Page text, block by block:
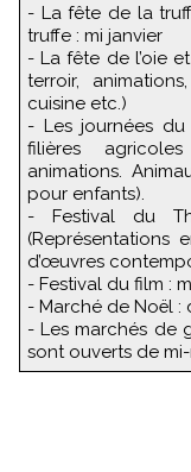
- La fête de la
truffe : mi janvier
- La fête de l’oie
terroir,
cuisine etc.)
- Les journées
filières
animations.
pour enfants).
- Festival du
(Représentations
d’œuvres
- Festival du film :
- Marché de Noël :
- Les marchés de
sont ouverts de